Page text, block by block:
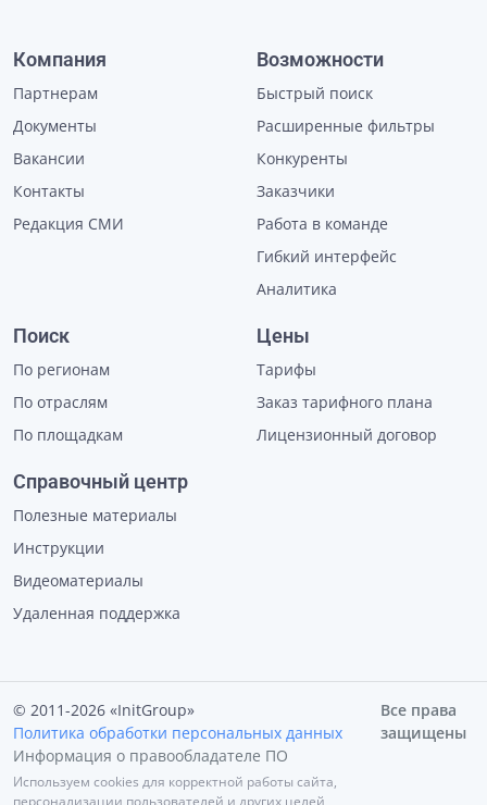
Компания
Партнерам
Документы
Вакансии
Контакты
Редакция СМИ
Возможности
Быстрый поиск
Расширенные фильтры
Конкуренты
Заказчики
Работа в команде
Гибкий интерфейс
Аналитика
Поиск
По регионам
По отраслям
По площадкам
Цены
Тарифы
Заказ тарифного плана
Лицензионный договор
Справочный центр
Полезные материалы
Инструкции
Видеоматериалы
Удаленная поддержка
© 2011-2026 «InitGroup»
Политика обработки персональных данных
Информация о правообладателе ПО
Используем cookies для корректной работы сайта,
персонализации пользователей и других целей,
Все права
защищены